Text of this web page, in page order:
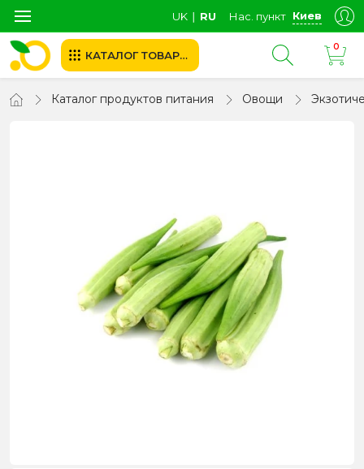
UK ∣ RU Нас. пункт Киев
КАТАЛОГ ТОВАРОВ
0
Каталог продуктов питания Овощи